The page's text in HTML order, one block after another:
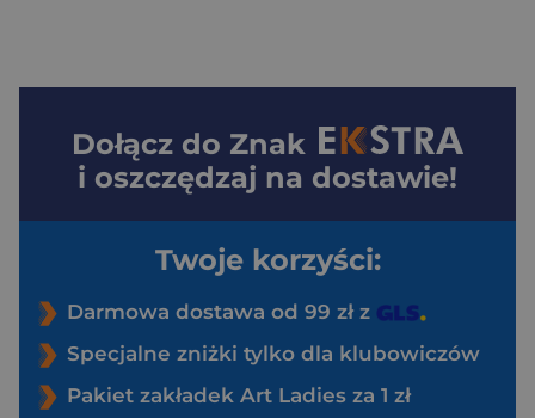
Dołącz do Znak
i oszczędzaj na dostawie!
Twoje korzyści:
Darmowa dostawa od 99 zł z
Specjalne zniżki tylko dla klubowiczów
Pakiet zakładek Art Ladies za 1 zł